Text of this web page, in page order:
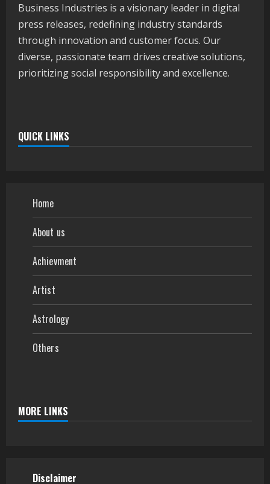
Business Industries is a visionary leader in digital
press releases, redefining industry standards
through innovation and customer focus. Our
diverse, passionate team drives creative solutions,
prioritizing social responsibility and excellence.
QUICK LINKS
Home
About us
Achievment
Artist
Astrology
Others
MORE LINKS
Disclaimer